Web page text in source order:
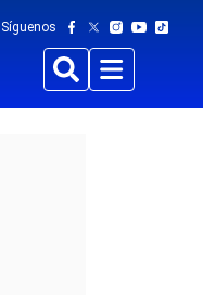
Síguenos
BuscarMenu